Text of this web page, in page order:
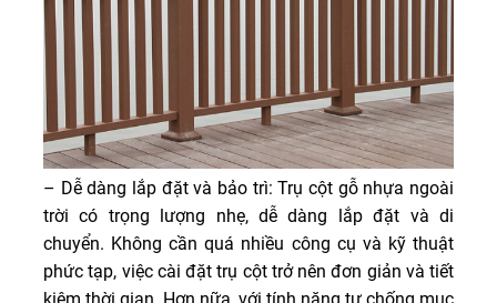
– Dễ dàng lắp đặt và bảo trì: Trụ cột gỗ nhựa ngoài
trời có trọng lượng nhẹ, dễ dàng lắp đặt và di
chuyển. Không cần quá nhiều công cụ và kỹ thuật
phức tạp, việc cài đặt trụ cột trở nên đơn giản và tiết